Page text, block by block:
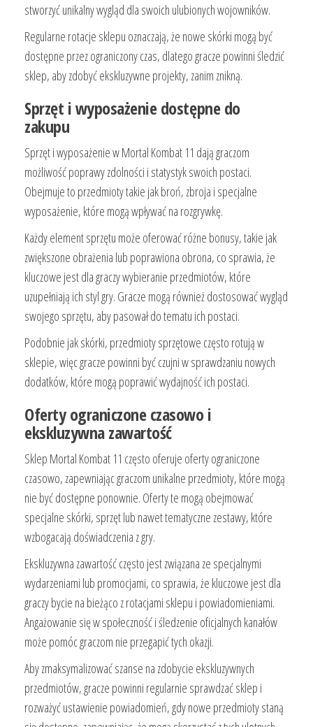
stworzyć unikalny wygląd dla swoich ulubionych wojowników.
Regularne rotacje sklepu oznaczają, że nowe skórki mogą być
dostępne przez ograniczony czas, dlatego gracze powinni śledzić
sklep, aby zdobyć ekskluzywne projekty, zanim znikną.
Sprzęt i wyposażenie dostępne do
zakupu
Sprzęt i wyposażenie w Mortal Kombat 11 dają graczom
możliwość poprawy zdolności i statystyk swoich postaci.
Obejmuje to przedmioty takie jak broń, zbroja i specjalne
wyposażenie, które mogą wpływać na rozgrywkę.
Każdy element sprzętu może oferować różne bonusy, takie jak
zwiększone obrażenia lub poprawiona obrona, co sprawia, że
kluczowe jest dla graczy wybieranie przedmiotów, które
uzupełniają ich styl gry. Gracze mogą również dostosować wygląd
swojego sprzętu, aby pasował do tematu ich postaci.
Podobnie jak skórki, przedmioty sprzętowe często rotują w
sklepie, więc gracze powinni być czujni w sprawdzaniu nowych
dodatków, które mogą poprawić wydajność ich postaci.
Oferty ograniczone czasowo i
ekskluzywna zawartość
Sklep Mortal Kombat 11 często oferuje oferty ograniczone
czasowo, zapewniając graczom unikalne przedmioty, które mogą
nie być dostępne ponownie. Oferty te mogą obejmować
specjalne skórki, sprzęt lub nawet tematyczne zestawy, które
wzbogacają doświadczenia z gry.
Ekskluzywna zawartość często jest związana ze specjalnymi
wydarzeniami lub promocjami, co sprawia, że kluczowe jest dla
graczy bycie na bieżąco z rotacjami sklepu i powiadomieniami.
Angażowanie się w społeczność i śledzenie oficjalnych kanałów
może pomóc graczom nie przegapić tych okazji.
Aby zmaksymalizować szanse na zdobycie ekskluzywnych
przedmiotów, gracze powinni regularnie sprawdzać sklep i
rozważyć ustawienie powiadomień, gdy nowe przedmioty staną